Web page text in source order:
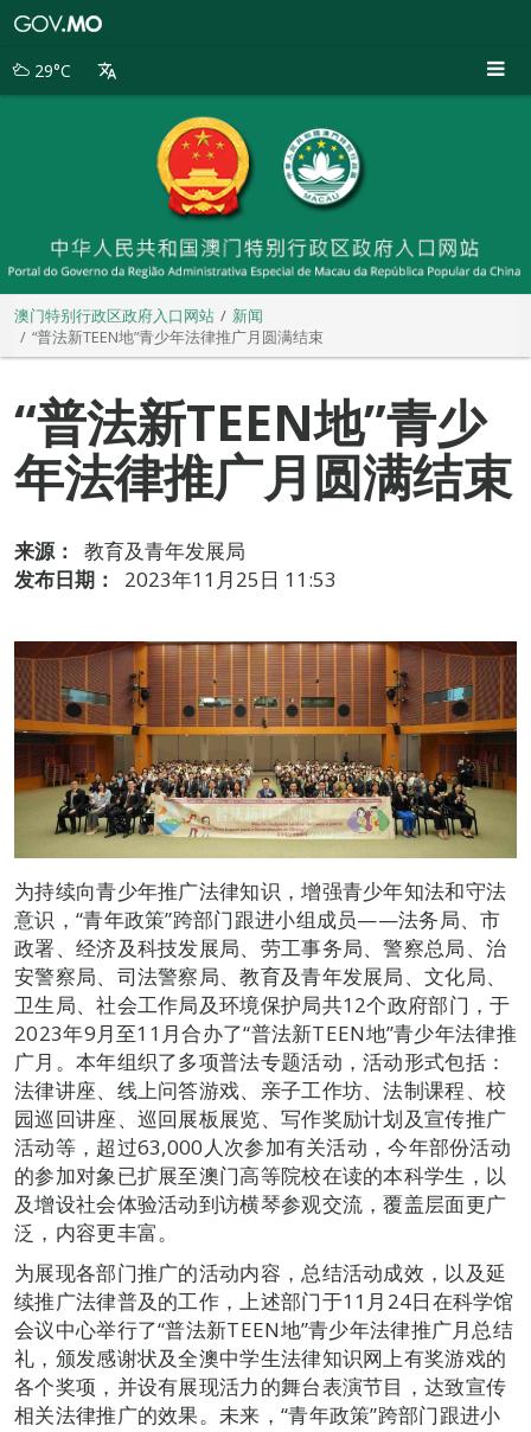
别
29°C
澳门特别行政区政府入口网站
新闻
“普法新TEEN地”青少年法律推广月圆满结束
“普法新TEEN地”青少
年法律推广月圆满结束
来源：
教育及青年发展局
发布日期：
2023年11月25日 11:53
为持续向青少年推广法律知识，增强青少年知法和守法
意识，“青年政策”跨部门跟进小组成员——法务局、市
政署、经济及科技发展局、劳工事务局、警察总局、治
安警察局、司法警察局、教育及青年发展局、文化局、
卫生局、社会工作局及环境保护局共12个政府部门，于
2023年9月至11月合办了“普法新TEEN地”青少年法律推
广月。本年组织了多项普法专题活动，活动形式包括：
法律讲座、线上问答游戏、亲子工作坊、法制课程、校
园巡回讲座、巡回展板展览、写作奖励计划及宣传推广
活动等，超过63,000人次参加有关活动，今年部份活动
的参加对象已扩展至澳门高等院校在读的本科学生，以
及增设社会体验活动到访横琴参观交流，覆盖层面更广
泛，内容更丰富。
为展现各部门推广的活动内容，总结活动成效，以及延
续推广法律普及的工作，上述部门于11月24日在科学馆
会议中心举行了“普法新TEEN地”青少年法律推广月总结
礼，颁发感谢状及全澳中学生法律知识网上有奖游戏的
各个奖项，并设有展现活力的舞台表演节目，达致宣传
相关法律推广的效果。未来，“青年政策”跨部门跟进小